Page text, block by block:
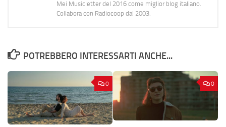
Mei Musicletter del 2016 come miglior blog italiano.
Collabora con Radiocoop dal 2003.
POTREBBERO INTERESSARTI ANCHE...
0 0